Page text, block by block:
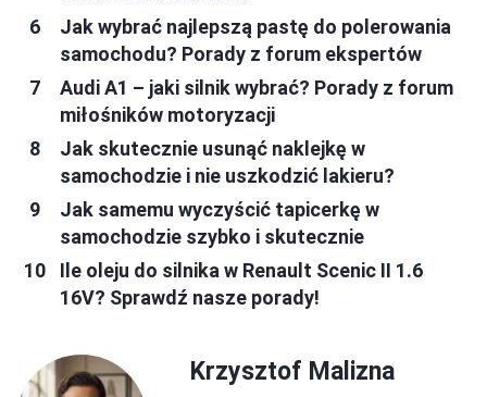
Jak wybrać najlepszą pastę do polerowania
samochodu? Porady z forum ekspertów
Audi A1 – jaki silnik wybrać? Porady z forum
miłośników motoryzacji
Jak skutecznie usunąć naklejkę w
samochodzie i nie uszkodzić lakieru?
Jak samemu wyczyścić tapicerkę w
samochodzie szybko i skutecznie
Ile oleju do silnika w Renault Scenic II 1.6
16V? Sprawdź nasze porady!
Krzysztof Malizna